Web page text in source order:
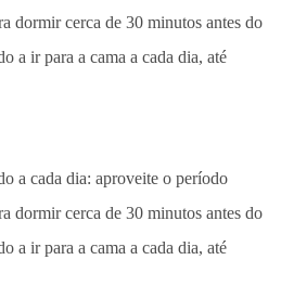
a cada dia: aproveite o período
dormir cerca de 30 minutos antes do
a ir para a cama a cada dia, até